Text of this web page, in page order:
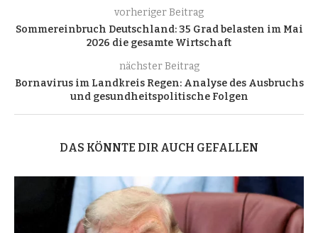
vorheriger Beitrag
Sommereinbruch Deutschland: 35 Grad belasten im Mai
2026 die gesamte Wirtschaft
nächster Beitrag
Bornavirus im Landkreis Regen: Analyse des Ausbruchs
und gesundheitspolitische Folgen
DAS KÖNNTE DIR AUCH GEFALLEN